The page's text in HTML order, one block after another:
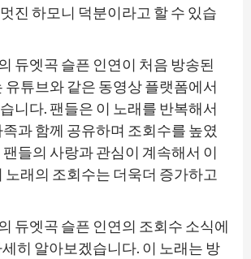
진 하모니 덕분이라고 할 수 있습
듀엣곡 슬픈 인연이 처음 방송된
유튜브와 같은 동영상 플랫폼에서
니다. 팬들은 이 노래를 반복해서
과 함께 공유하며 조회수를 높였
들의 사랑과 관심이 계속해서 이
노래의 조회수는 더욱더 증가하고
듀엣곡 슬픈 인연의 조회수 소식에
히 알아보겠습니다. 이 노래는 방